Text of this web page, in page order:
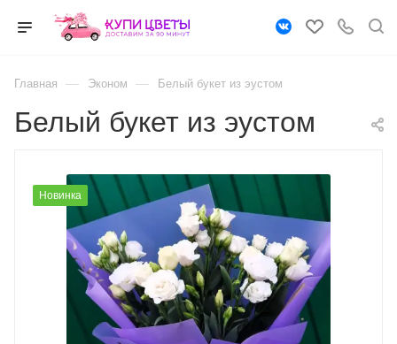
Главная — Эконом — Белый букет из эустом
Белый букет из эустом
Новинка